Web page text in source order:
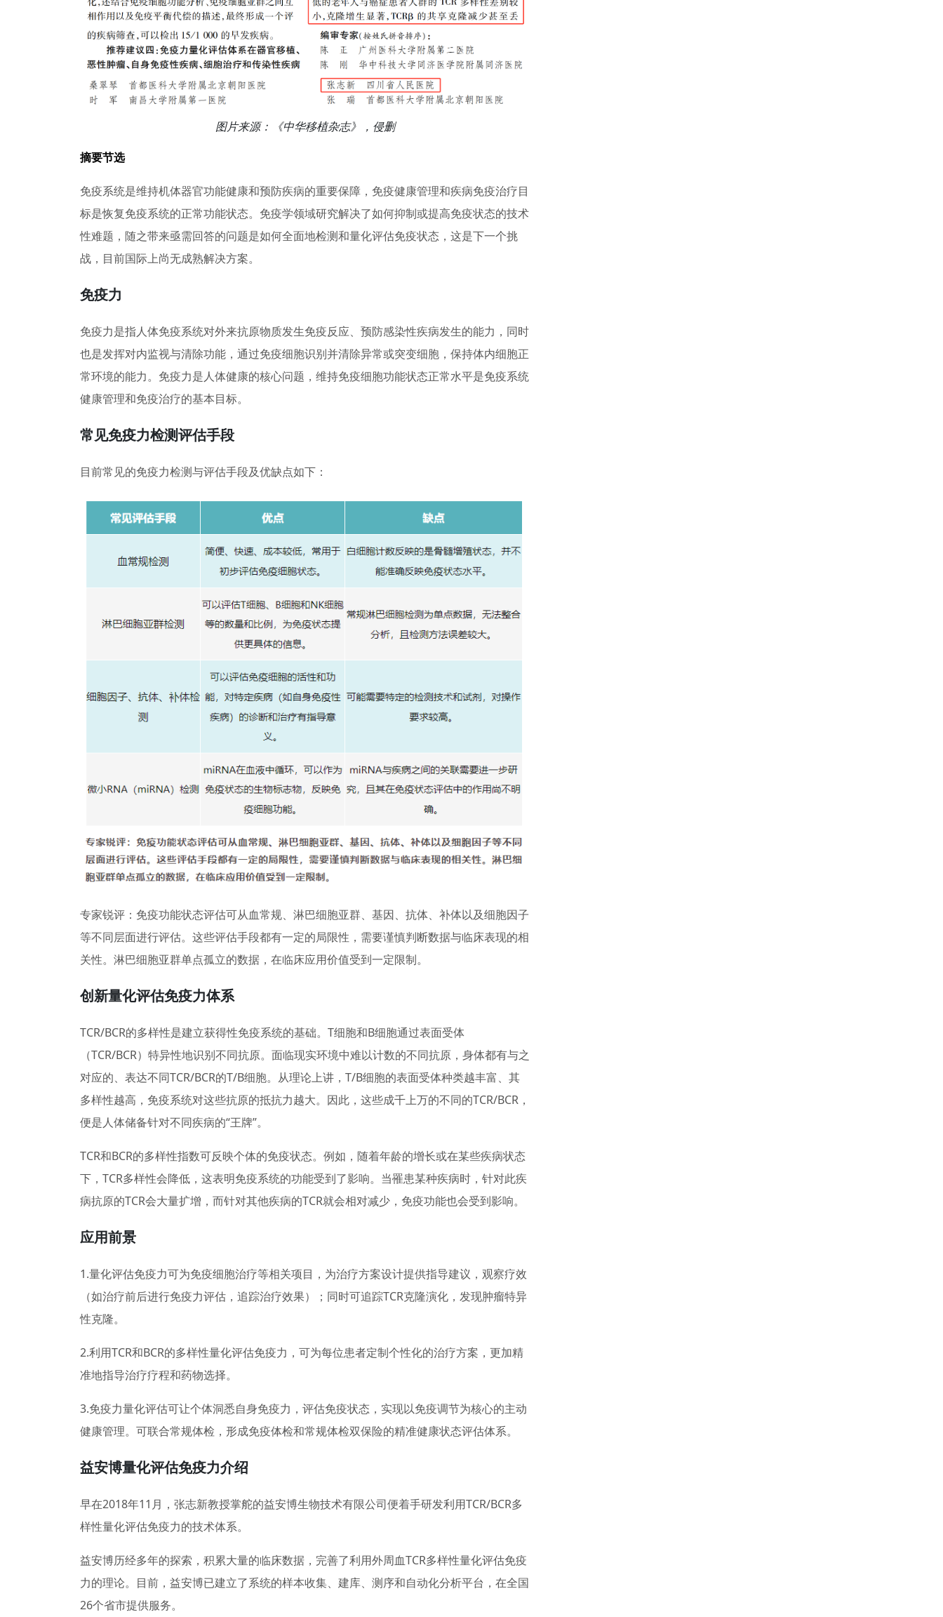
图片来源：《中华移植杂志》，侵删
摘要节选
免疫系统是维持机体器官功能健康和预防疾病的重要保障，免疫健康管理和疾病免疫治疗目
标是恢复免疫系统的正常功能状态。免疫学领域研究解决了如何抑制或提高免疫状态的技术
性难题，随之带来亟需回答的问题是如何全面地检测和量化评估免疫状态，这是下一个挑
战，目前国际上尚无成熟解决方案。
免疫力
免疫力是指人体免疫系统对外来抗原物质发生免疫反应、预防感染性疾病发生的能力，同时
也是发挥对内监视与清除功能，通过免疫细胞识别并清除异常或突变细胞，保持体内细胞正
常环境的能力。免疫力是人体健康的核心问题，维持免疫细胞功能状态正常水平是免疫系统
健康管理和免疫治疗的基本目标。
常见免疫力检测评估手段
目前常见的免疫力检测与评估手段及优缺点如下：
专家锐评：免疫功能状态评估可从血常规、淋巴细胞亚群、基因、抗体、补体以及细胞因子
等不同层面进行评估。这些评估手段都有一定的局限性，需要谨慎判断数据与临床表现的相
关性。淋巴细胞亚群单点孤立的数据，在临床应用价值受到一定限制。
创新量化评估免疫力体系
TCR/BCR的多样性是建立获得性免疫系统的基础。T细胞和B细胞通过表面受体
（TCR/BCR）特异性地识别不同抗原。面临现实环境中难以计数的不同抗原，身体都有与之
对应的、表达不同TCR/BCR的T/B细胞。从理论上讲，T/B细胞的表面受体种类越丰富、其
多样性越高，免疫系统对这些抗原的抵抗力越大。因此，这些成千上万的不同的TCR/BCR，
便是人体储备针对不同疾病的“王牌”。
TCR和BCR的多样性指数可反映个体的免疫状态。例如，随着年龄的增长或在某些疾病状态
下，TCR多样性会降低，这表明免疫系统的功能受到了影响。当罹患某种疾病时，针对此疾
病抗原的TCR会大量扩增，而针对其他疾病的TCR就会相对减少，免疫功能也会受到影响。
应用前景
1.量化评估免疫力可为免疫细胞治疗等相关项目，为治疗方案设计提供指导建议，观察疗效
（如治疗前后进行免疫力评估，追踪治疗效果）；同时可追踪TCR克隆演化，发现肿瘤特异
性克隆。
2.利用TCR和BCR的多样性量化评估免疫力，可为每位患者定制个性化的治疗方案，更加精
准地指导治疗疗程和药物选择。
3.免疫力量化评估可让个体洞悉自身免疫力，评估免疫状态，实现以免疫调节为核心的主动
健康管理。可联合常规体检，形成免疫体检和常规体检双保险的精准健康状态评估体系。
益安博量化评估免疫力介绍
早在2018年11月，张志新教授掌舵的益安博生物技术有限公司便着手研发利用TCR/BCR多
样性量化评估免疫力的技术体系。
益安博历经多年的探索，积累大量的临床数据，完善了利用外周血TCR多样性量化评估免疫
力的理论。目前，益安博已建立了系统的样本收集、建库、测序和自动化分析平台，在全国
26个省市提供服务。